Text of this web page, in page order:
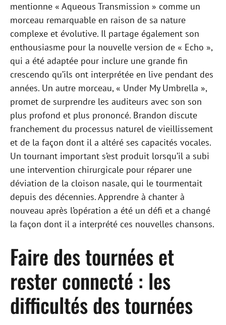
mentionne « Aqueous Transmission » comme un
morceau remarquable en raison de sa nature
complexe et évolutive. Il partage également son
enthousiasme pour la nouvelle version de « Echo »,
qui a été adaptée pour inclure une grande fin
crescendo qu’ils ont interprétée en live pendant des
années. Un autre morceau, « Under My Umbrella »,
promet de surprendre les auditeurs avec son son
plus profond et plus prononcé. Brandon discute
franchement du processus naturel de vieillissement
et de la façon dont il a altéré ses capacités vocales.
Un tournant important s’est produit lorsqu’il a subi
une intervention chirurgicale pour réparer une
déviation de la cloison nasale, qui le tourmentait
depuis des décennies. Apprendre à chanter à
nouveau après l’opération a été un défi et a changé
la façon dont il a interprété ces nouvelles chansons.
Faire des tournées et
rester connecté : les
difficultés des tournées